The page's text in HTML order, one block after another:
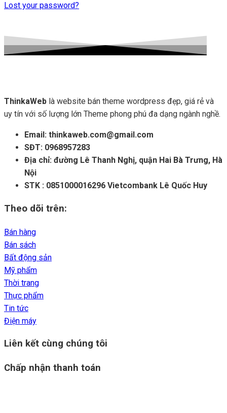
Lost your password?
ThinkaWeb là website bán theme wordpress đẹp, giá rẻ và
uy tín với số lượng lớn Theme phong phú đa dạng ngành nghề.
Email: thinkaweb.com@gmail.com
SĐT: 0968957283
Địa chỉ: đường Lê Thanh Nghị, quận Hai Bà Trưng, Hà
Nội
STK : 0851000016296 Vietcombank Lê Quốc Huy
Theo dõi trên:
Bán hàng
Bán sách
Bất động sản
Mỹ phẩm
Thời trang
Thực phẩm
Tin tức
Điện máy
Liên kết cùng chúng tôi
Chấp nhận thanh toán